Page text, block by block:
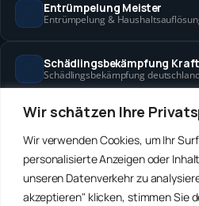
Wir schätzen Ihre
Wir verwenden Cookies, um Ihr
personalisierte Anzeigen oder
unseren Datenverkehr zu
akzeptieren" klicken, stimmen Sie
Entrümpelung Meister
Entrümpelung &
Schädlingsbekämpfung Kraft
Schädlingsbekämpfung
Hanse Objektservice
Winterdienst Hansa
Winterdienst in Bremen & Hamburg